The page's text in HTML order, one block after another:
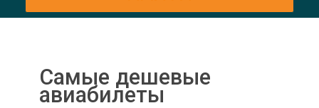
Самые дешевые
авиабилеты